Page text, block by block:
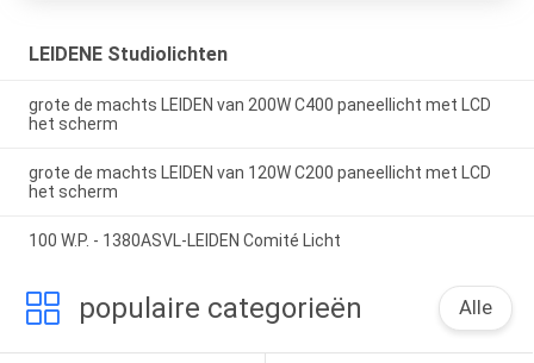
LEIDENE Studiolichten
grote de machts LEIDEN van 200W C400 paneellicht met LCD
het scherm
grote de machts LEIDEN van 120W C200 paneellicht met LCD
het scherm
100 W.P. - 1380ASVL-LEIDEN Comité Licht
populaire categorieën Alle